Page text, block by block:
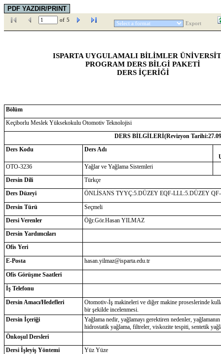
of 5
Export
ISPARTA UYGULAMALI BİLİMLER
PROGRAM DERS BİLGİ PAKETİ
DERS İÇERİĞİ
Bölüm
Keçiborlu Meslek Yüksekokulu Otomotiv Teknolojisi
DERS BİLGİLERİ(Revizyon Tarihi:
Ders Kodu
Ders Adı
OTO-3236
Yağlar ve Yağlama Sistemleri
Dersin Dili
Türkçe
Ders Düzeyi
ÖNLİSANS TYYÇ:5.DÜZEY EQF-LLL:5.DÜZEY
Dersin Türü
Seçmeli
Dersi Verenler
Öğr.Gör.Hasan YILMAZ
Dersin Yardımcıları
Ofis Yeri
E-Posta
hasan.yilmaz@isparta.edu.tr
Ofis Görüşme Saatleri
İş Telefonu
Dersin Amacı/Hedefleri
Otomotiv-İş makineleri ve diğer makine proseslerinde
bir şekilde incelenmesi.
Dersin İçeriği
Yağlama nedir, yağlamayı gerektiren nedenler,
hidrostatik yağlama, filtreler, viskozite tespiti, sentetik
Önkoşul Dersleri
Dersi İşleyiş Yöntemi
Yüz Yüze